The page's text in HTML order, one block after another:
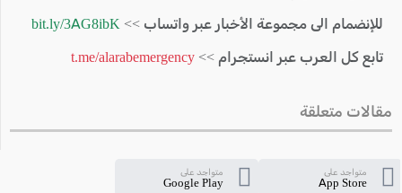
للإنضمام الى مجموعة الأخبار عبر واتساب >> bit.ly/3AG8ibK
تابع كل العرب عبر انستجرام >> t.me/alarabemergency
مقالات متعلقة
متواجد على
App Store
متواجد على
Google Play